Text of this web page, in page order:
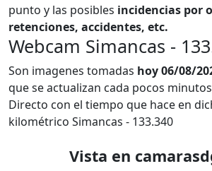
punto y las posibles incidencias por
retenciones, accidentes, etc.
Webcam Simancas -
Son imagenes tomadas hoy 06/08/
que se actualizan cada pocos
Directo con el tiempo que hace en
kilométrico Simancas - 133.340
Vista en